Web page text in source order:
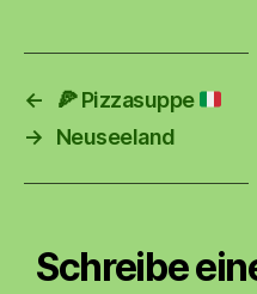
← 🍕Pizzasuppe
→
Neuseeland
Schreibe